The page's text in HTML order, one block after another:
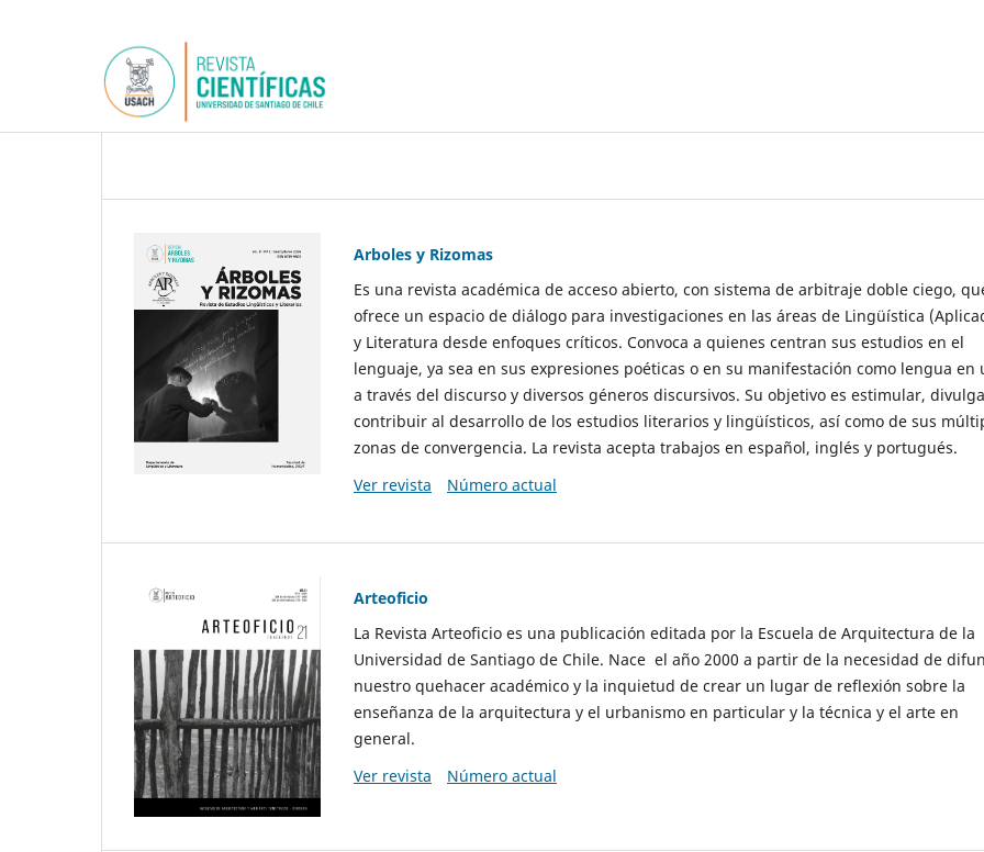
Arboles y Rizomas
Es una revista académica de acceso abierto, con sistema de arbitraje doble ciego,
ofrece un espacio de diálogo para investigaciones en las áreas de Lingüística
y Literatura desde enfoques críticos. Convoca a quienes centran sus estudios en el
lenguaje, ya sea en sus expresiones poéticas o en su manifestación como lengua en
a través del discurso y diversos géneros discursivos. Su objetivo es estimular,
contribuir al desarrollo de los estudios literarios y lingüísticos, así como de sus
zonas de convergencia. La revista acepta trabajos en español, inglés y portugués.
Ver revista
Número actual
Arteoficio
La Revista Arteoficio es una publicación editada por la Escuela de Arquitectura de la
Universidad de Santiago de Chile. Nace el año 2000 a partir de la necesidad de
nuestro quehacer académico y la inquietud de crear un lugar de reflexión sobre la
enseñanza de la arquitectura y el urbanismo en particular y la técnica y el arte en
general.
Ver revista
Número actual